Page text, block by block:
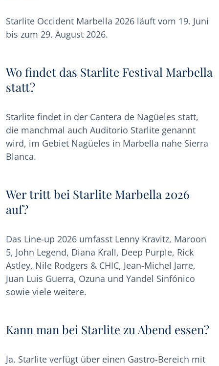
Starlite Occident Marbella 2026 läuft vom 19. Juni
bis zum 29. August 2026.
Wo findet das Starlite Festival Marbella
statt?
Starlite findet in der Cantera de Nagüeles statt,
die manchmal auch Auditorio Starlite genannt
wird, im Gebiet Nagüeles in Marbella nahe Sierra
Blanca.
Wer tritt bei Starlite Marbella 2026
auf?
Das Line-up 2026 umfasst Lenny Kravitz, Maroon
5, John Legend, Diana Krall, Deep Purple, Rick
Astley, Nile Rodgers & CHIC, Jean-Michel Jarre,
Juan Luis Guerra, Ozuna und Yandel Sinfónico
sowie viele weitere.
Kann man bei Starlite zu Abend essen?
Ja. Starlite verfügt über einen Gastro-Bereich mit